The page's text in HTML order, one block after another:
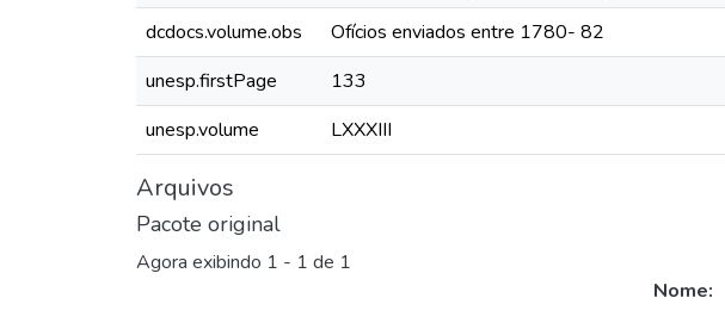
dcdocs.volume.obs
Ofícios enviados entre 1780- 82
unesp.firstPage
133
unesp.volume
LXXXIII
Arquivos
Pacote original
Agora exibindo 1 - 1 de 1
Nome: